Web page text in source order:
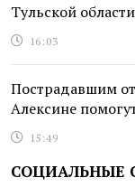
Тульской области
16:03
Пострадавшим
Алексине
15:49
СОЦИАЛЬНЫЕ